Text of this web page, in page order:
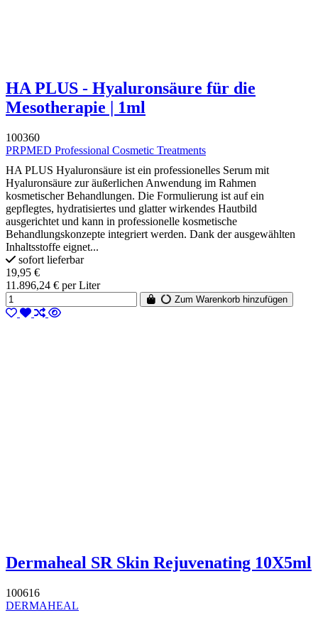
HA PLUS - Hyaluronsäure für die
Mesotherapie | 1ml
100360
PRPMED Professional Cosmetic Treatments
HA PLUS Hyaluronsäure ist ein professionelles Serum mit
Hyaluronsäure zur äußerlichen Anwendung im Rahmen
kosmetischer Behandlungen. Die Formulierung ist auf ein
gepflegtes, hydratisiertes und glatter wirkendes Hautbild
ausgerichtet und kann in professionelle kosmetische
Behandlungskonzepte integriert werden. Dank der ausgewählten
Inhaltsstoffe eignet...
sofort lieferbar
19,95 €
11.896,24 € per Liter
Zum Warenkorb hinzufügen
Dermaheal SR Skin Rejuvenating 10X5ml
100616
DERMAHEAL